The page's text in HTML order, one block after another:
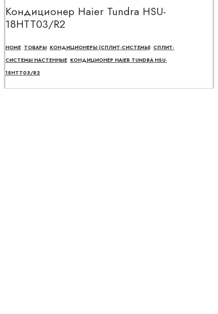
Кондиционер Haier Tundra HSU-
18HTT03/R2
HOME ТОВАРЫ КОНДИЦИОНЕРЫ (СПЛИТ-СИСТЕМЫ) СПЛИТ-
СИСТЕМЫ НАСТЕННЫЕ КОНДИЦИОНЕР HAIER TUNDRA HSU-
18HTT03/R2